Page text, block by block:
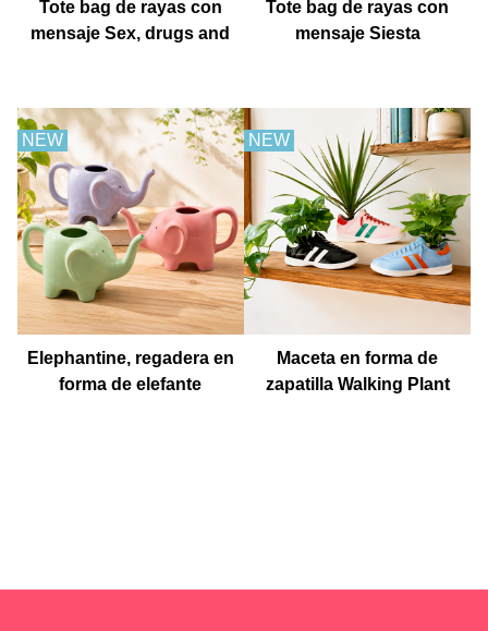
Tote bag de rayas con
mensaje Sex, drugs and
Tote bag de rayas con
mensaje Siesta
NEW
Elephantine, regadera en
forma de elefante
NEW
Maceta en forma de
zapatilla Walking Plant